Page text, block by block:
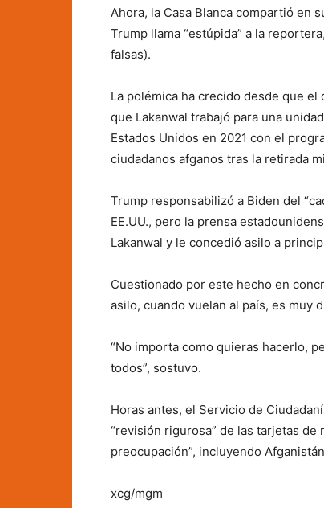
Ahora, la Casa Blanca compartió en
Trump llama “estúpida” a la
falsas).
La polémica ha crecido desde que
que Lakanwal trabajó para una
Estados Unidos en 2021 con el
ciudadanos afganos tras la retirada
Trump responsabilizó a Biden del
EE.UU., pero la prensa
Lakanwal y le concedió asilo a
Cuestionado por este hecho en
asilo, cuando vuelan al país, es muy
“No importa como quieras hacerlo,
todos”, sostuvo.
Horas antes, el Servicio de
“revisión rigurosa” de las tarjetas de
preocupación”, incluyendo
xcg/mgm